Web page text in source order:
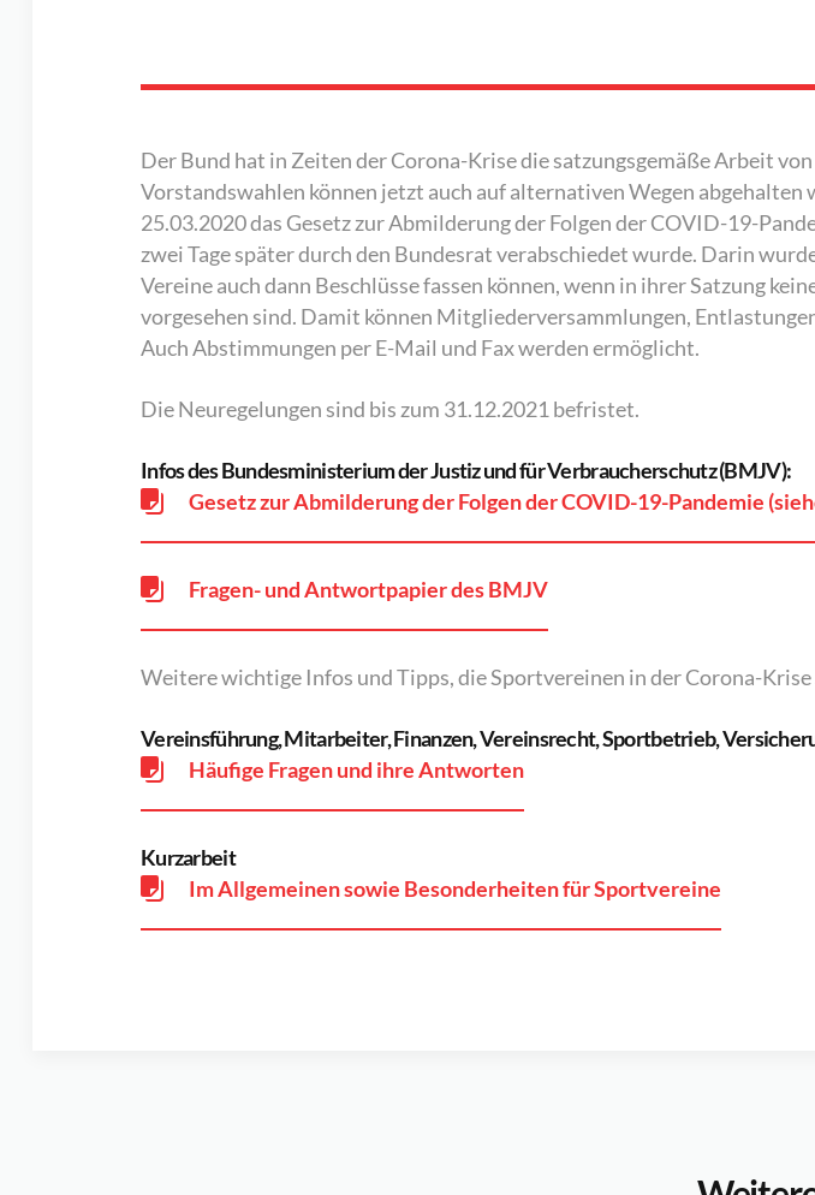
Der Bund hat in Zeiten der Corona-Krise die satzungsgemäße Arbeit
Vorstandswahlen können jetzt auch auf alternativen Wegen
25.03.2020 das Gesetz zur Abmilderung der Folgen der COVID-19-
zwei Tage später durch den Bundesrat verabschiedet wurde. Darin
Vereine auch dann Beschlüsse fassen können, wenn in ihrer Satzung
vorgesehen sind. Damit können Mitgliederversammlungen,
Auch Abstimmungen per E-Mail und Fax werden ermöglicht.
Die Neuregelungen sind bis zum 31.12.2021 befristet.
Infos des Bundesministerium der Justiz und für Verbraucherschutz (BMJV):
Gesetz zur Abmilderung der Folgen der COVID-19-Pandemie
Fragen- und Antwortpapier des BMJV
Weitere wichtige Infos und Tipps, die Sportvereinen in der Corona-
Vereinsführung, Mitarbeiter, Finanzen, Vereinsrecht, Sportbetrieb,
Häufige Fragen und ihre Antworten
Kurzarbeit
Im Allgemeinen sowie Besonderheiten für Sportvereine